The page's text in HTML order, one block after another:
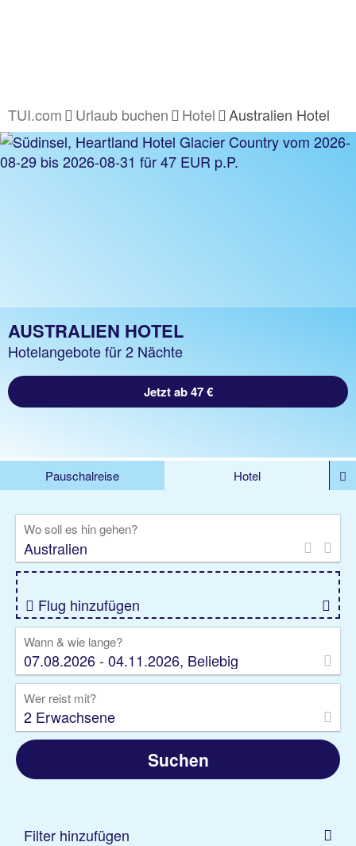
TUI.com Urlaub buchen Hotel Australien Hotel
AUSTRALIEN HOTEL
Hotelangebote für 2 Nächte
Jetzt ab 47 €
Pauschalreise
Hotel
Kreuzfahrten
Rundreisen
Privattransfer
Zusatzleistungen
Wo soll es hin gehen?
Flug hinzufügen
Wann & wie lange?
07.08.2026 - 04.11.2026, Beliebig
Wer reist mit?
2 Erwachsene
Suchen
Filter hinzufügen